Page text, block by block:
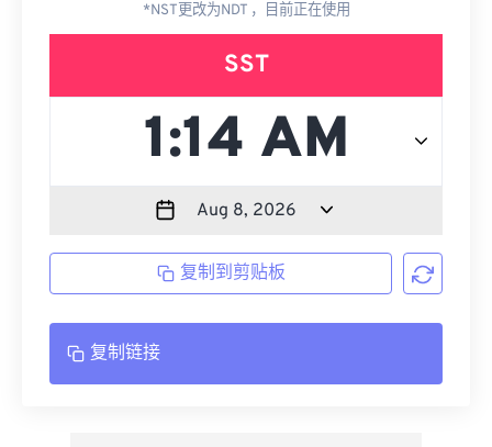
*NST更改为NDT ，目前正在使用
SST
复制到剪贴板
复制链接